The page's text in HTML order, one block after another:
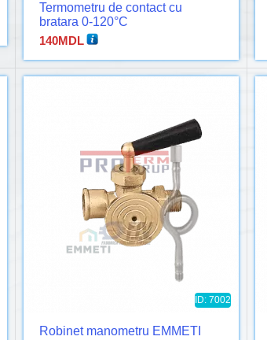
Termometru de contact cu
bratara 0-120°C
140MDL
ID: 7002
Robinet manometru EMMETI